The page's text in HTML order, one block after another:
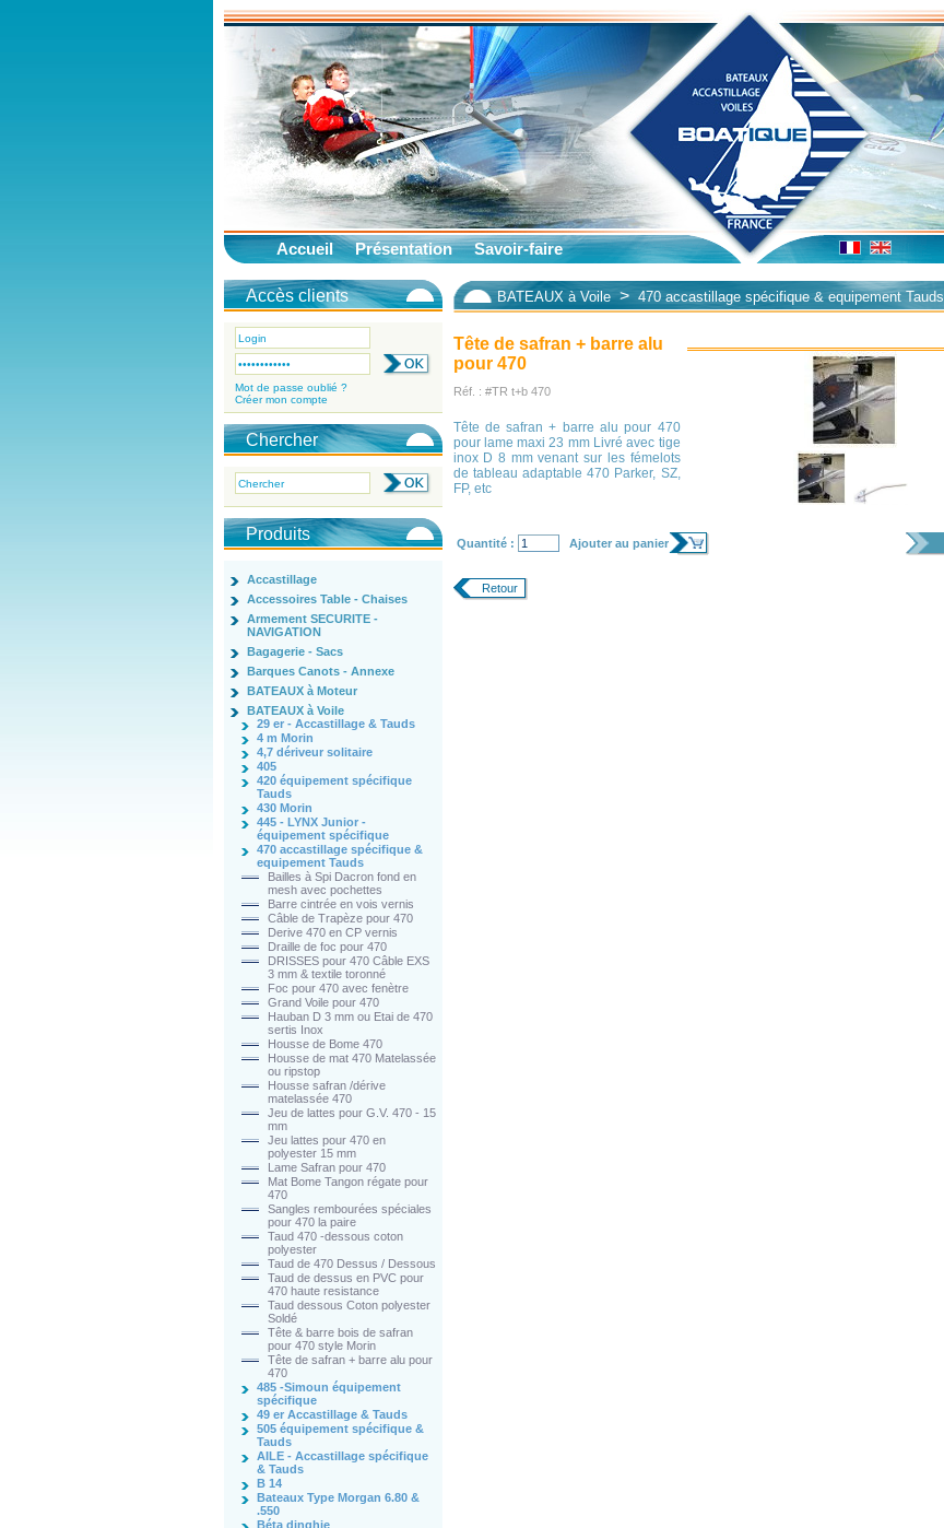
Accueil Présentation Savoir-faire
Accès clients
Mot de passe oublié ?
Créer mon compte
Chercher
Produits
Accastillage
Accessoires Table - Chaises
Armement SECURITE -
NAVIGATION
Bagagerie - Sacs
Barques Canots - Annexe
BATEAUX à Moteur
BATEAUX à Voile
29 er - Accastillage & Tauds
4 m Morin
4,7 dériveur solitaire
405
420 équipement spécifique
Tauds
430 Morin
445 - LYNX Junior -
équipement spécifique
470 accastillage spécifique &
equipement Tauds
Bailles à Spi Dacron fond en
mesh avec pochettes
Barre cintrée en vois vernis
Câble de Trapèze pour 470
Derive 470 en CP vernis
Draille de foc pour 470
DRISSES pour 470 Câble EXS
3 mm & textile toronné
Foc pour 470 avec fenètre
Grand Voile pour 470
Hauban D 3 mm ou Etai de 470
sertis Inox
Housse de Bome 470
Housse de mat 470 Matelassée
ou ripstop
Housse safran /dérive
matelassée 470
Jeu de lattes pour G.V. 470 - 15
mm
Jeu lattes pour 470 en
polyester 15 mm
Lame Safran pour 470
Mat Bome Tangon régate pour
470
Sangles rembourées spéciales
pour 470 la paire
Taud 470 -dessous coton
polyester
Taud de 470 Dessus / Dessous
Taud de dessus en PVC pour
470 haute resistance
Taud dessous Coton polyester
Soldé
Tête & barre bois de safran
pour 470 style Morin
Tête de safran + barre alu pour
470
485 -Simoun équipement
spécifique
49 er Accastillage & Tauds
505 équipement spécifique &
Tauds
AILE - Accastillage spécifique
& Tauds
B 14
Bateaux Type Morgan 6.80 &
.550
Béta dinghie
BATEAUX à Voile> 470 accastillage spécifique & equipement Tauds
Tête de safran + barre alu
pour 470
Réf. : #TR t+b 470
Tête de safran + barre alu pour 470
pour lame maxi 23 mm Livré avec tige
inox D 8 mm venant sur les fémelots
de tableau adaptable 470 Parker, SZ,
FP, etc
Quantité : Ajouter au panier
Retour